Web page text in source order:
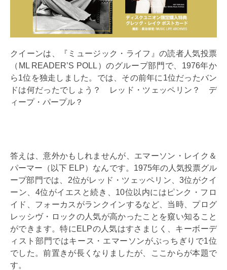
クイーンは、『ミュージック・ライフ』の読者人気投票
（ML READER’S POLL）のグループ部門で、1976年か
ら1位を独走しました。では、その前年に1位だったバン
ドは何だったでしょう？ レッド・ツェッペリン？ デ
ィープ・パープル？
答えは、意外かもしれませんが、エマーソン・レイク＆
パーマー（以下 ELP）なんです。1975年の人気投票グル
ープ部門では、2位がレッド・ツェッペリン、3位がクイ
ーン、4位がイエスと続き、10位以内にはピンク・フロ
イド、フォーカスがランクインするなど、当時、プログ
レッシヴ・ロックの人気が高かったことを窺い知ること
ができます。特にELPの人気はすさまじく、キーボーデ
ィスト部門ではキース・エマーソンがぶっちぎりで1位
でした。前置きが長くなりましたが、ここからが本題で
す。